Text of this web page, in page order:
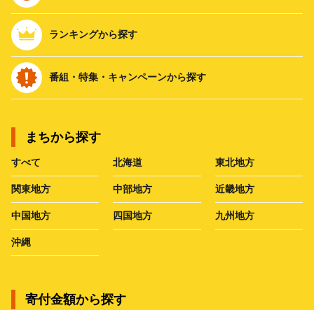
ランキングから探す
番組・特集・キャンペーンから探す
まちから探す
すべて 北海道 東北地方
関東地方 中部地方 近畿地方
中国地方 四国地方 九州地方
沖縄
寄付金額から探す